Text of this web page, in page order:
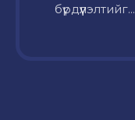
бүрдүүлэлтийг...